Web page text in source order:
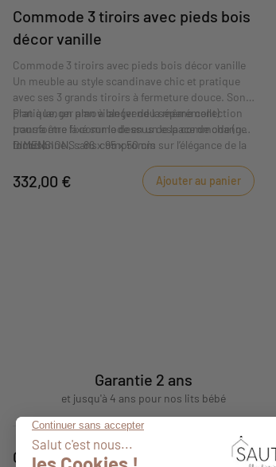
Commode 3 tiroirs avec pieds bois
décor vanille
Commode 3 tiroirs avec pieds bois décor vanille
Un meuble au style scandinave chic et pratique
avec ses 3 grands tiroirs à fermeture douce. Son
plan à langer amovible (vendu séparément)
transforme la commode en un espace de change
fonctionnel, sans compromis sur l’élégance de la
Pratique, un plan à langer de la même collection
pourra être fixé sur le dessus de la commode (non
inclus).
DIMENSIONS : 86 x 95 x 50 cm
332,00 € Ajouter au panier
Garantie 2 ans
et jusqu'à 4 ans pour nos lits bébé
Conseils